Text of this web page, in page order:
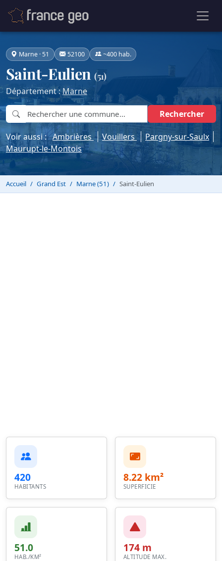
Marne · 51 52100 ~400 hab.
Saint-Eulien(51)
Département :Marne
Rechercher
Voir aussi :Ambrières Vouillers
Pargny-sur-Saulx
Maurupt-le-Montois
Accueil Grand Est Marne (51) Saint-Eulien
420
HABITANTS
8.22 km²
SUPERFICIE
51.0
HAB./KM²
174 m
ALTITUDE MAX.